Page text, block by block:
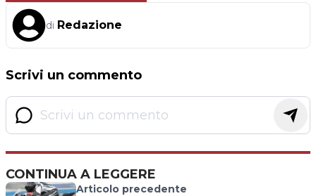
di Redazione
Scrivi un commento
CONTINUA A LEGGERE
Articolo precedente